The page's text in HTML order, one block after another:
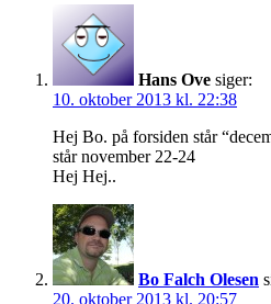
Hans Ove siger:
10. oktober 2013 kl. 22:38
Hej Bo. på forsiden står
står november 22-24
Hej Hej..
Bo Falch Olesen
20. oktober 2013 kl. 20:57